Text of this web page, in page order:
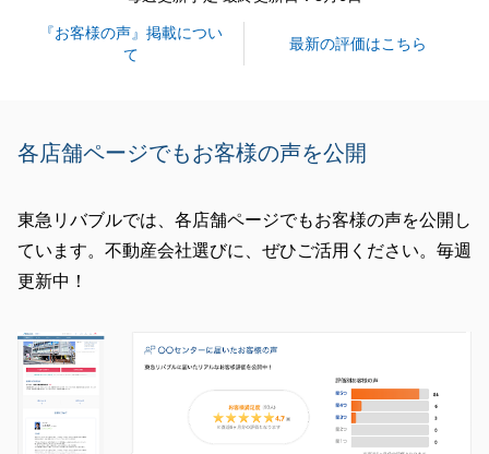
また今後何かご縁があれば是非ともお任せください。
『お客様の声』掲載につい
て
最新の評価はこちら
各店舗ページでもお客様の声を公開
東急リバブルでは、各店舗ページでもお客様の声を公開し
ています。不動産会社選びに、ぜひご活用ください。毎週
更新中！